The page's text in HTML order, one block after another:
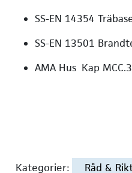
SS-EN 14354
SS-EN 13501
AMA Hus Kap MCC.3
Kategorier: Råd &